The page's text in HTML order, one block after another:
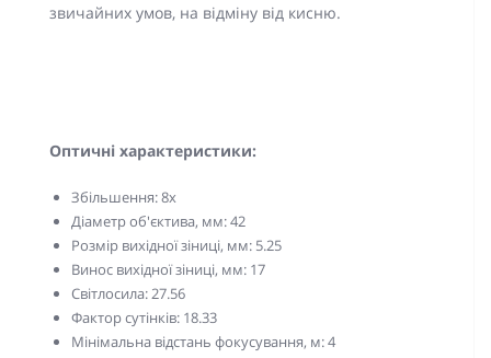
звичайних умов, на відміну від кисню.
Оптичні характеристики:
Збільшення: 8x
Діаметр об'єктива, мм: 42
Розмір вихідної зіниці, мм: 5.25
Винос вихідної зіниці, мм: 17
Світлосила: 27.56
Фактор сутінків: 18.33
Мінімальна відстань фокусування, м: 4